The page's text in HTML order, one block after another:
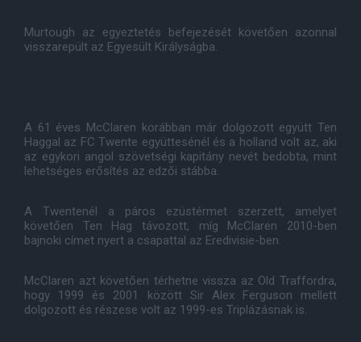
Murtough az egyeztetés befejezését követően azonnal
visszarepült az Egyesült Királyságba.
A 61 éves McClaren korábban már dolgozott együtt Ten
Haggal az FC Twente együttesénél és a holland volt az, aki
az egykori angol szövetségi kapitány nevét bedobta, mint
lehetséges erősítés az edzői stábba.
A Twentenél a páros ezüstérmet szerzett, amelyet
követően Ten Hag távozott, míg McClaren 2010-ben
bajnoki címet nyert a csapattal az Eredivisie-ben.
McClaren azt követően térhetne vissza az Old Traffordra,
hogy 1999 és 2001 között Sir Alex Ferguson mellett
dolgozott és részese volt az 1999-es Triplázásnak is.